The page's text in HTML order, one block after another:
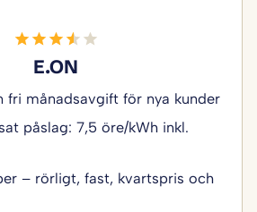
E.ON
fri månadsavgift för nya kunder
påslag: 7,5 öre/kWh inkl.
– rörligt, fast, kvartspris och